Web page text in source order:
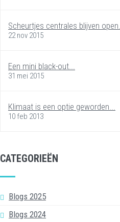
Scheurtjes centrales blijven open...
22 nov 2015
Een mini black-out...
31 mei 2015
Klimaat is een optie geworden...
10 feb 2013
CATEGORIEËN
Blogs 2025
Blogs 2024